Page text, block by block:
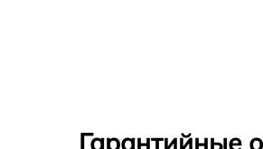
Thermion Duo DXP50,
Гарантийные